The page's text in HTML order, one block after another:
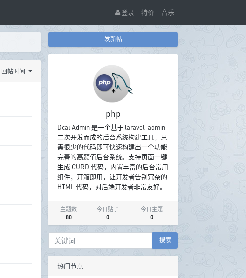
登录 特价 音乐
回帖时间
发新帖
php
Dcat Admin 是一个基于 laravel-admin
二次开发而成的后台系统构建工具，只
需很少的代码即可快速构建出一个功能
完善的高颜值后台系统。支持页面一键
生成 CURD 代码，内置丰富的后台常用
组件，开箱即用，让开发者告别冗杂的
HTML 代码，对后端开发者非常友好。
主题数
80
今日贴子
0
今日主题
0
搜索
热门节点